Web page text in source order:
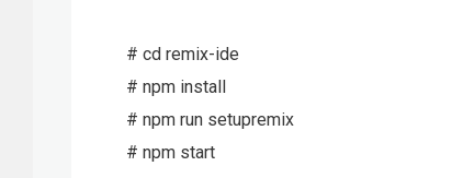
# cd remix-ide
# npm install
# npm run setupremix
# npm start